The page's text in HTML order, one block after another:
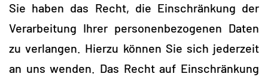
Sie haben das Recht, die Einschränkung der
Verarbeitung Ihrer personenbezogenen Daten
zu verlangen. Hierzu können Sie sich jederzeit
an uns wenden. Das Recht auf Einschränkung